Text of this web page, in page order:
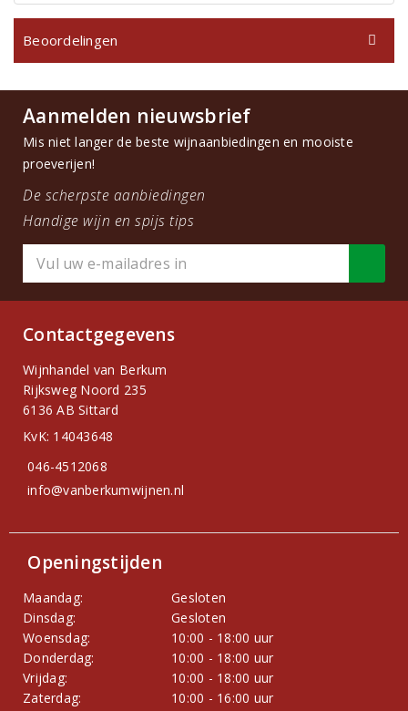
Beoordelingen
Aanmelden nieuwsbrief
Mis niet langer de beste wijnaanbiedingen en mooiste
proeverijen!
De scherpste aanbiedingen
Handige wijn en spijs tips
Contactgegevens
Wijnhandel van Berkum
Rijksweg Noord 235
6136 AB Sittard
KvK: 14043648
046-4512068
info@vanberkumwijnen.nl
Openingstijden
Maandag:
Gesloten
Dinsdag:
Gesloten
Woensdag:
10:00 - 18:00 uur
Donderdag:
10:00 - 18:00 uur
Vrijdag:
10:00 - 18:00 uur
Zaterdag:
10:00 - 16:00 uur